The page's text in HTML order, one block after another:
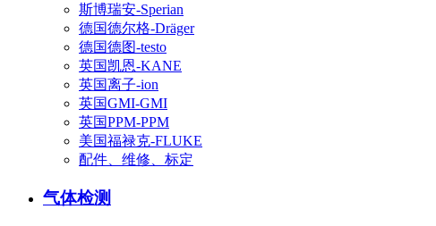
斯博瑞安-Sperian
德国德尔格-Dräger
德国德图-testo
英国凯恩-KANE
英国离子-ion
英国GMI-GMI
英国PPM-PPM
美国福禄克-FLUKE
配件、维修、标定
气体检测